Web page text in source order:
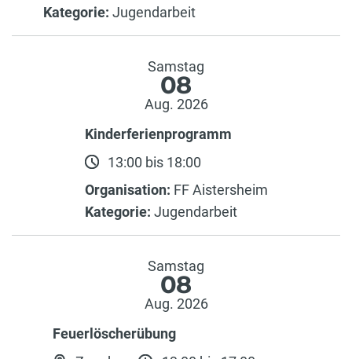
Kategorie: Jugendarbeit
Samstag
08
Aug. 2026
Kinderferienprogramm
13:00 bis 18:00
Organisation: FF Aistersheim
Kategorie: Jugendarbeit
Samstag
08
Aug. 2026
Feuerlöscherübung